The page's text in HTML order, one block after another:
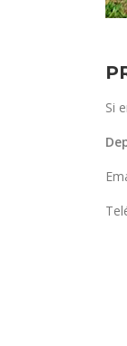
Si